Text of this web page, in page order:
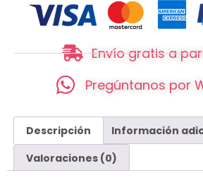
Envío gratis a
Pregúntanos por
Descripción
Información
Valoraciones (0)